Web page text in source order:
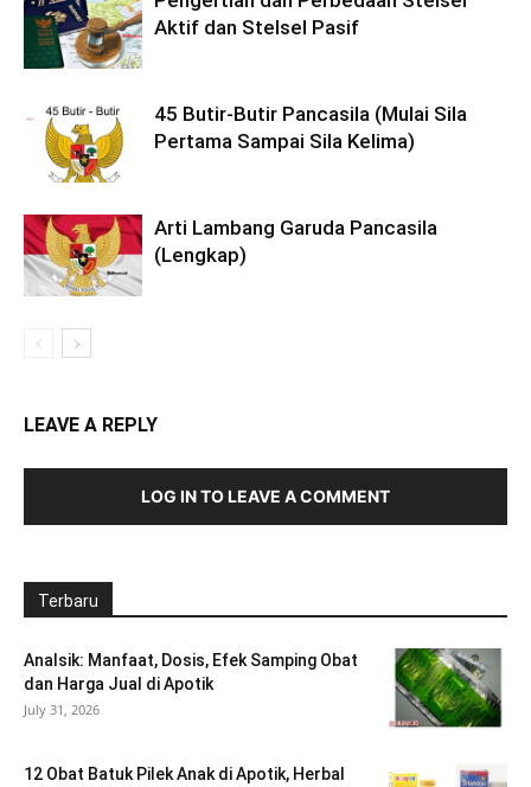
Aktif dan Stelsel Pasif
45 Butir-Butir Pancasila (Mulai Sila
Pertama Sampai Sila Kelima)
Arti Lambang Garuda Pancasila
(Lengkap)
LEAVE A REPLY
LOG IN TO LEAVE A COMMENT
Terbaru
Analsik: Manfaat, Dosis, Efek Samping Obat
dan Harga Jual di Apotik
July 31, 2026
12 Obat Batuk Pilek Anak di Apotik, Herbal